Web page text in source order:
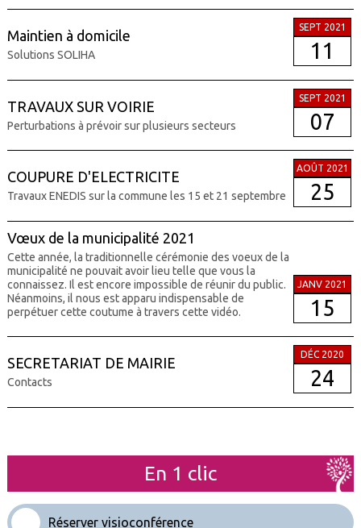
Maintien à domicile
Solutions SOLIHA
SEPT 2021
11
TRAVAUX SUR VOIRIE
Perturbations à prévoir sur plusieurs secteurs
SEPT 2021
07
COUPURE D'ELECTRICITE
Travaux ENEDIS sur la commune les 15 et 21 septembre
AOÛT 2021
25
Vœux de la municipalité 2021
Cette année, la traditionnelle cérémonie des voeux de la
municipalité ne pouvait avoir lieu telle que vous la
connaissez. Il est encore impossible de réunir du public.
Néanmoins, il nous est apparu indispensable de
perpétuer cette coutume à travers cette vidéo.
JANV 2021
15
SECRETARIAT DE MAIRIE
Contacts
DÉC 2020
24
En 1 clic
Réserver visioconférence